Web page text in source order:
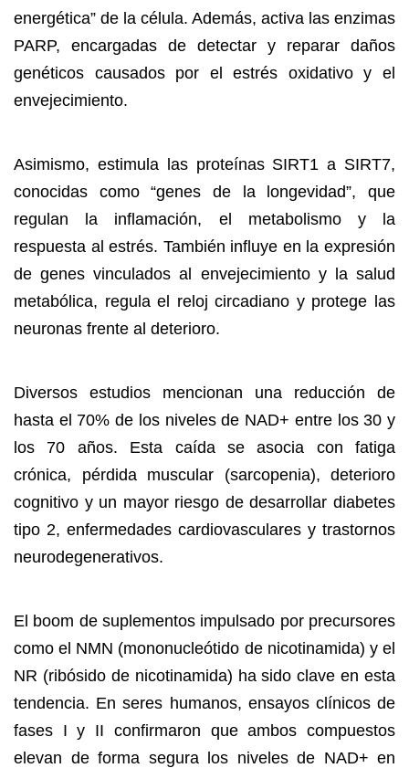
energética” de la célula. Además, activa las enzimas
PARP, encargadas de detectar y reparar daños
genéticos causados por el estrés oxidativo y el
envejecimiento.
Asimismo, estimula las proteínas SIRT1 a SIRT7,
conocidas como “genes de la longevidad”, que
regulan la inflamación, el metabolismo y la
respuesta al estrés. También influye en la expresión
de genes vinculados al envejecimiento y la salud
metabólica, regula el reloj circadiano y protege las
neuronas frente al deterioro.
Diversos estudios mencionan una reducción de
hasta el 70% de los niveles de NAD+ entre los 30 y
los 70 años. Esta caída se asocia con fatiga
crónica, pérdida muscular (sarcopenia), deterioro
cognitivo y un mayor riesgo de desarrollar diabetes
tipo 2, enfermedades cardiovasculares y trastornos
neurodegenerativos.
El boom de suplementos impulsado por precursores
como el NMN (mononucleótido de nicotinamida) y el
NR (ribósido de nicotinamida) ha sido clave en esta
tendencia. En seres humanos, ensayos clínicos de
fases I y II confirmaron que ambos compuestos
elevan de forma segura los niveles de NAD+ en